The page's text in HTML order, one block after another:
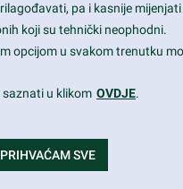
pa i kasnije
koji su tehnički neophodni.
opcijom u svakom trenutku
u klikom OVDJE.
PRIHVAĆAM SVE